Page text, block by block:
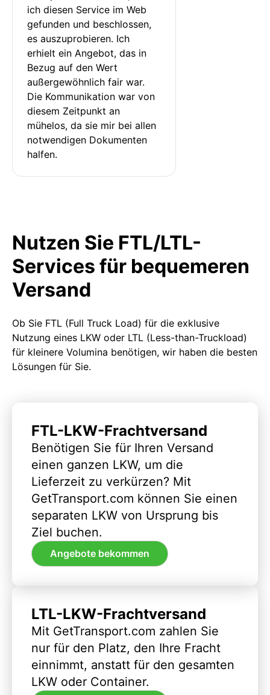
ich diesen Service im Web
gefunden und beschlossen,
es auszuprobieren. Ich
erhielt ein Angebot, das in
Bezug auf den Wert
außergewöhnlich fair war.
Die Kommunikation war von
diesem Zeitpunkt an
mühelos, da sie mir bei allen
notwendigen Dokumenten
halfen.
Nutzen Sie FTL/LTL-
Services für bequemeren
Versand
Ob Sie FTL (Full Truck Load) für die exklusive
Nutzung eines LKW oder LTL (Less-than-Truckload)
für kleinere Volumina benötigen, wir haben die besten
Lösungen für Sie.
FTL-LKW-Frachtversand
Benötigen Sie für Ihren Versand
einen ganzen LKW, um die
Lieferzeit zu verkürzen? Mit
GetTransport.com können Sie einen
separaten LKW von Ursprung bis
Ziel buchen.
Angebote bekommen
LTL-LKW-Frachtversand
Mit GetTransport.com zahlen Sie
nur für den Platz, den Ihre Fracht
einnimmt, anstatt für den gesamten
LKW oder Container.